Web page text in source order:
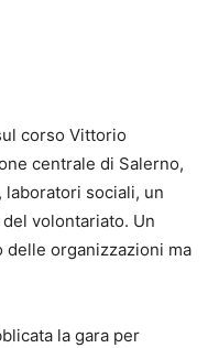
corso Vittorio
centrale di Salerno,
sociali, un
volontariato. Un
delle organizzazioni ma
la gara per